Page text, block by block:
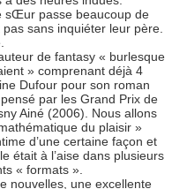
sŒur passe beaucoup de
sans inquiéter leur père.
de fantasy « burlesque
» comprenant déjà 4
Dufour pour son roman
par les Grand Prix de
Ainé (2006). Nous allons
du plaisir »
d’une certaine façon et
était à l’aise dans plusieurs
« formats ».
nouvelles, une excellente